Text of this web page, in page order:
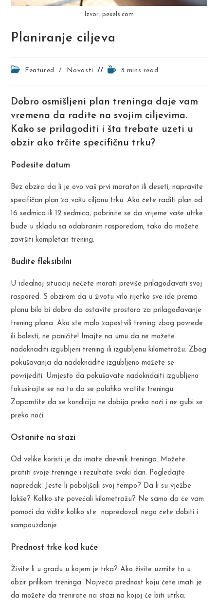
Izvor: pexels.com
Planiranje ciljeva
PostFeatured / Novosti
Reading3 mins read
Dobro osmišljeni plan treninga daje vam
vremena da radite na svojim ciljevima.
Kako se prilagoditi i šta trebate uzeti u
obzir ako trčite specifičnu trku?
Podesite datum
Bez obzira da li je ovo vaš prvi maraton ili deseti, napravite
specifičan plan za vašu ciljanu trku. Ako ćete raditi plan od
16 sedmica ili 12 sedmica, pobrinite se da vrijeme vaše utrke
bude u skladu sa odabranim rasporedom, tako da možete
završiti kompletan trening.
Budite fleksibilni
U idealnoj situaciji nećete morati previše prilagođavati svoj
raspored. S obzirom da u životu vrlo rijetko sve ide prema
planu bilo bi dobro da ostavite prostora za prilagođavanje
trening plana. Ako ste malo zapostvili trening zbog povrede
ili bolesti, ne paničite! Imajte na umu da ne možete
nadoknaditi izgubljeni trening ili izgubljenu kilometražu. Zbog
pokušavanja da nadoknadite izgubljeno možete se
povrijediti. Umjesto da pokušavate nadokndaiti izgubljeno
fokusirajte se na to da se polahko vratite treningu.
Zapamtite da se kondicija ne dobija preko noći i ne gubi se
preko noći.
Ostanite na stazi
Od velike koristi je da imate dnevnik treninga. Možete
pratiti svoje treninge i rezultate svaki dan. Pogledajte
napredak. Jeste li poboljšali svoj tempo? Da li su vježbe
lakše? Koliko ste povećali kilometražu? Ne samo da će vam
pomoći da vidite koliko ste napredovali nego ćete dobiti i
sampouzdanje.
Prednost trke kod kuće
Živite li u gradu u kojem je trka? Ako živite uzmite to u
obzir prilikom treninga. Najveća prednost koju ćete imati je
da možete da trenirate na stazi na kojoj će biti utrka.